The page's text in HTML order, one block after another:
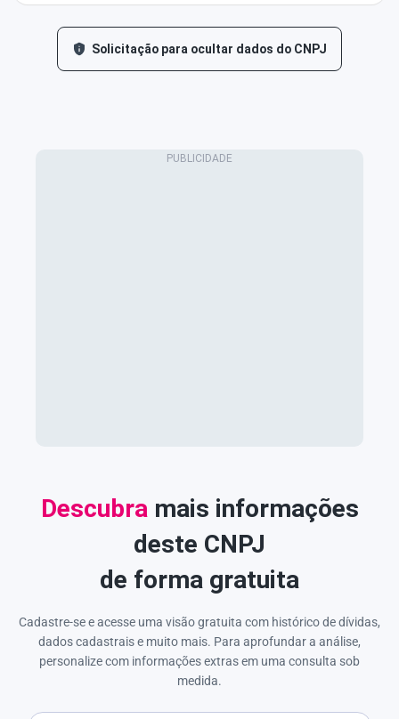
Solicitação para ocultar dados do CNPJ
Descubra mais informações
deste CNPJ
de forma gratuita
Cadastre-se e acesse uma visão gratuita com histórico de dívidas,
dados cadastrais e muito mais. Para aprofundar a análise,
personalize com informações extras em uma consulta sob
medida.